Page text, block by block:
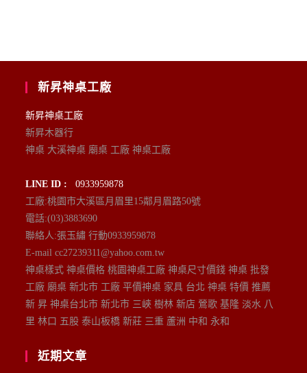
新昇神桌工廠
新昇神桌工廠
新昇木器行
神桌 大溪神桌 廟桌 工廠 神桌工廠
LINE ID :
0933959878
工廠:桃園市大溪區月眉里15鄰月眉路50號
電話:(03)3883690
聯絡人:張玉繡 行動0933959878
E-mail cc27239311@yahoo.com.tw
神桌樣式 神桌價格 桃園神桌工廠 神桌尺寸價錢 神桌 批發
工廠 廟桌 新北市 工廠 平價神桌 家具 台北 神桌 特價 推薦
新 昇 神桌台北市 新北市 三峽 樹林 新店 鶯歌 基隆 淡水 八
里 林口 五股 泰山板橋 新莊 三重 蘆洲 中和 永和
近期文章